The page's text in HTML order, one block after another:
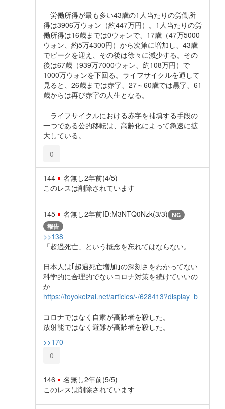
労働所得が最も多い43歳の1人当たりの労働所
得は3906万ウォン（約447万円）。1人当たりの労
働所得は16歳までは0ウォンで、17歳（47万5000
ウォン、約5万4300円）から次第に増加し、43歳
でピークを迎え、その後は徐々に減少する。その
後は67歳（939万7000ウォン、約108万円）で
1000万ウォンを下回る。ライフサイクルを通して
見ると、26歳までは赤字、27～60歳では黒字、61
歳からは再び赤字の人生となる。
ライフサイクルにおける赤字を補填する手段の
一つである公的移転は、高齢化によって急速に拡
大している。
0
144 名無し2年前(4/5)
このレスは削除されています
145 名無し2年前ID:M3NTQ0Nzk(3/3) NG
報告
>>138
「超過死亡」という概念を忘れてはならない。
日本人は｢超過死亡増加｣の深刻さをわかってない
科学的に合理的でないコロナ対策を続けていいの
か
https://toyokeizai.net/articles/-/628413?display=b
コロナではなく自粛が高齢者を殺した。
放射能ではなく避難が高齢者を殺した。
>>170
0
146 名無し2年前(5/5)
このレスは削除されています